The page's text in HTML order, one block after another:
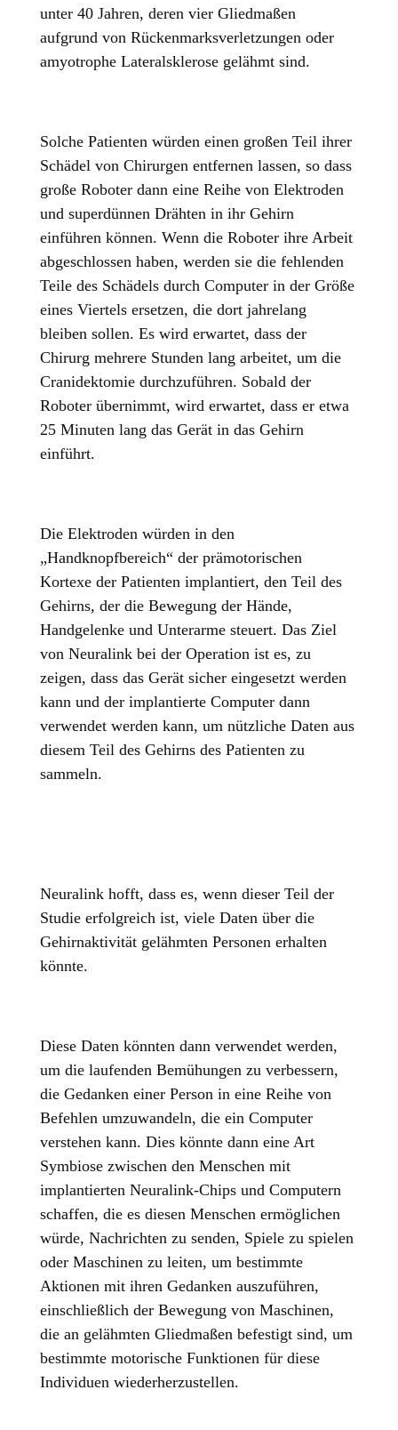
unter 40 Jahren, deren vier Gliedmaßen
aufgrund von Rückenmarksverletzungen oder
amyotrophe Lateralsklerose gelähmt sind.
Solche Patienten würden einen großen Teil ihrer
Schädel von Chirurgen entfernen lassen, so dass
große Roboter dann eine Reihe von Elektroden
und superdünnen Drähten in ihr Gehirn
einführen können. Wenn die Roboter ihre Arbeit
abgeschlossen haben, werden sie die fehlenden
Teile des Schädels durch Computer in der Größe
eines Viertels ersetzen, die dort jahrelang
bleiben sollen. Es wird erwartet, dass der
Chirurg mehrere Stunden lang arbeitet, um die
Cranidektomie durchzuführen. Sobald der
Roboter übernimmt, wird erwartet, dass er etwa
25 Minuten lang das Gerät in das Gehirn
einführt.
Die Elektroden würden in den
„Handknopfbereich“ der prämotorischen
Kortexe der Patienten implantiert, den Teil des
Gehirns, der die Bewegung der Hände,
Handgelenke und Unterarme steuert. Das Ziel
von Neuralink bei der Operation ist es, zu
zeigen, dass das Gerät sicher eingesetzt werden
kann und der implantierte Computer dann
verwendet werden kann, um nützliche Daten aus
diesem Teil des Gehirns des Patienten zu
sammeln.
Neuralink hofft, dass es, wenn dieser Teil der
Studie erfolgreich ist, viele Daten über die
Gehirnaktivität gelähmten Personen erhalten
könnte.
Diese Daten könnten dann verwendet werden,
um die laufenden Bemühungen zu verbessern,
die Gedanken einer Person in eine Reihe von
Befehlen umzuwandeln, die ein Computer
verstehen kann. Dies könnte dann eine Art
Symbiose zwischen den Menschen mit
implantierten Neuralink-Chips und Computern
schaffen, die es diesen Menschen ermöglichen
würde, Nachrichten zu senden, Spiele zu spielen
oder Maschinen zu leiten, um bestimmte
Aktionen mit ihren Gedanken auszuführen,
einschließlich der Bewegung von Maschinen,
die an gelähmten Gliedmaßen befestigt sind, um
bestimmte motorische Funktionen für diese
Individuen wiederherzustellen.